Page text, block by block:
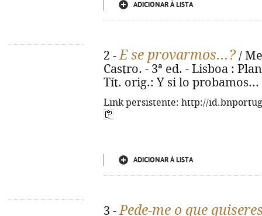
ADICIONAR À LISTA
2 -E se provarmos...? /
Castro. - 3ª ed. - Lisboa :
Tít. orig.: Y si lo probamos...
Link persistente: http://
ADICIONAR À LISTA
3 -Pede-me o que